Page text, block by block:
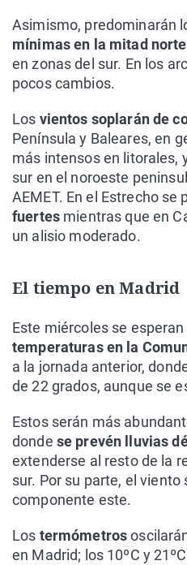
Asimismo, predominarán
mínimas en la mitad
en zonas del sur. En los
pocos cambios.
Los vientos soplarán de
Península y Baleares, en
más intensos en litorales,
sur en el noroeste
AEMET. En el Estrecho se
fuertesmientras que en
un alisio moderado.
El tiempo en Madrid
Este miércoles se esperan
temperaturas en la
a la jornada anterior,
de 22 grados, aunque se
Estos serán más
donde se prevén lluvias
extenderse al resto de la
sur. Por su parte, el viento
componente este.
Los termómetros
en Madrid; los 10ºC y